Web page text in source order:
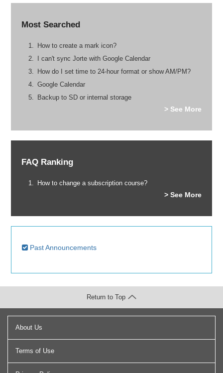
Most Searched
How to create a mark icon?
I can't sync Jorte with Google Calendar
How do I set time to 24-hour format or show AM/PM?
Google Calendar
Backup to SD or internal storage
> See More
FAQ Ranking
How to change a subscription course?
> See More
Past Announcements
About Us
Terms of Use
Return to Top